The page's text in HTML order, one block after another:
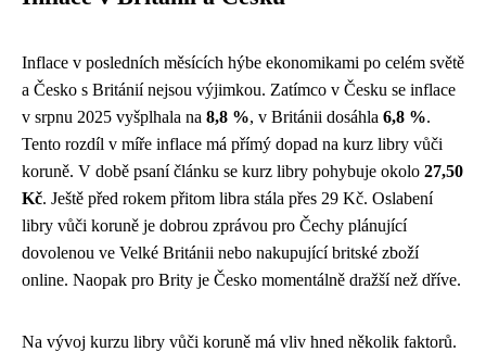
Inflace v posledních měsících hýbe ekonomikami po celém světě
a Česko s Británií nejsou výjimkou. Zatímco v Česku se inflace
v srpnu 2025 vyšplhala na 8,8 %, v Británii dosáhla 6,8 %.
Tento rozdíl v míře inflace má přímý dopad na kurz libry vůči
koruně. V době psaní článku se kurz libry pohybuje okolo 27,50
Kč. Ještě před rokem přitom libra stála přes 29 Kč. Oslabení
libry vůči koruně je dobrou zprávou pro Čechy plánující
dovolenou ve Velké Británii nebo nakupující britské zboží
online. Naopak pro Brity je Česko momentálně dražší než dříve.
Na vývoj kurzu libry vůči koruně má vliv hned několik faktorů.